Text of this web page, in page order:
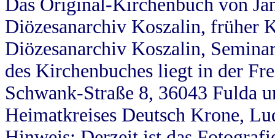
Das Original-Kirchenbuch von
Diözesanarchiv Koszalin, früher
Diözesanarchiv Koszalin,
des Kirchenbuches liegt in der
Schwank-Straße 8, 36043 Fulda
Heimatkreises Deutsch Krone,